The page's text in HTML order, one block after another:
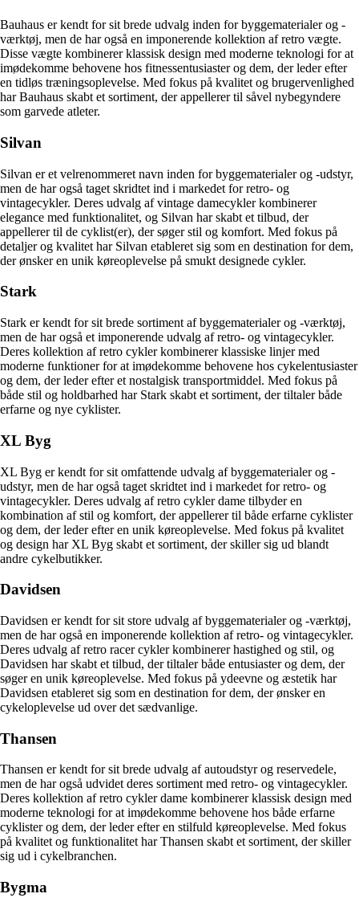
Bauhaus er kendt for sit brede udvalg inden for byggematerialer og -
værktøj, men de har også en imponerende kollektion af retro vægte.
Disse vægte kombinerer klassisk design med moderne teknologi for at
imødekomme behovene hos fitnessentusiaster og dem, der leder efter
en tidløs træningsoplevelse. Med fokus på kvalitet og brugervenlighed
har Bauhaus skabt et sortiment, der appellerer til såvel nybegyndere
som garvede atleter.
Silvan
Silvan er et velrenommeret navn inden for byggematerialer og -udstyr,
men de har også taget skridtet ind i markedet for retro- og
vintagecykler. Deres udvalg af vintage damecykler kombinerer
elegance med funktionalitet, og Silvan har skabt et tilbud, der
appellerer til de cyklist(er), der søger stil og komfort. Med fokus på
detaljer og kvalitet har Silvan etableret sig som en destination for dem,
der ønsker en unik køreoplevelse på smukt designede cykler.
Stark
Stark er kendt for sit brede sortiment af byggematerialer og -værktøj,
men de har også et imponerende udvalg af retro- og vintagecykler.
Deres kollektion af retro cykler kombinerer klassiske linjer med
moderne funktioner for at imødekomme behovene hos cykelentusiaster
og dem, der leder efter et nostalgisk transportmiddel. Med fokus på
både stil og holdbarhed har Stark skabt et sortiment, der tiltaler både
erfarne og nye cyklister.
XL Byg
XL Byg er kendt for sit omfattende udvalg af byggematerialer og -
udstyr, men de har også taget skridtet ind i markedet for retro- og
vintagecykler. Deres udvalg af retro cykler dame tilbyder en
kombination af stil og komfort, der appellerer til både erfarne cyklister
og dem, der leder efter en unik køreoplevelse. Med fokus på kvalitet
og design har XL Byg skabt et sortiment, der skiller sig ud blandt
andre cykelbutikker.
Davidsen
Davidsen er kendt for sit store udvalg af byggematerialer og -værktøj,
men de har også en imponerende kollektion af retro- og vintagecykler.
Deres udvalg af retro racer cykler kombinerer hastighed og stil, og
Davidsen har skabt et tilbud, der tiltaler både entusiaster og dem, der
søger en unik køreoplevelse. Med fokus på ydeevne og æstetik har
Davidsen etableret sig som en destination for dem, der ønsker en
cykeloplevelse ud over det sædvanlige.
Thansen
Thansen er kendt for sit brede udvalg af autoudstyr og reservedele,
men de har også udvidet deres sortiment med retro- og vintagecykler.
Deres kollektion af retro cykler dame kombinerer klassisk design med
moderne teknologi for at imødekomme behovene hos både erfarne
cyklister og dem, der leder efter en stilfuld køreoplevelse. Med fokus
på kvalitet og funktionalitet har Thansen skabt et sortiment, der skiller
sig ud i cykelbranchen.
Bygma